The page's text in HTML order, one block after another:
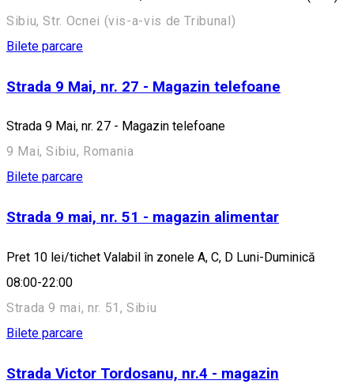
Sibiu, Str. Ocnei (vis-a-vis de Tribunal)
Bilete parcare
Strada 9 Mai, nr. 27 - Magazin telefoane
Strada 9 Mai, nr. 27 - Magazin telefoane
9 Mai, Sibiu, Romania
Bilete parcare
Strada 9 mai, nr. 51 - magazin alimentar
Pret 10 lei/tichet Valabil în zonele A, C, D Luni-Duminică
08:00-22:00
Strada 9 mai, nr. 51, Sibiu
Bilete parcare
Strada Victor Tordosanu, nr.4 - magazin